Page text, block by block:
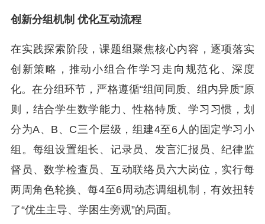
创新分组机制 优化互动流程
在实践探索阶段，课题组聚焦核心内容，逐项落实
创新策略，推动小组合作学习走向规范化、深度
化。在分组环节，严格遵循“组间同质、组内异质”原
则，结合学生数学能力、性格特质、学习习惯，划
分为A、B、C三个层级，组建4至6人的固定学习小
组。每组设置组长、记录员、发言汇报员、纪律监
督员、数学检查员、互动联络员六大岗位，实行每
两周角色轮换、每4至6周动态调组机制，有效扭转
了“优生主导、学困生旁观”的局面。